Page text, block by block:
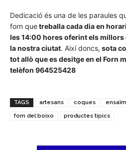
Dedicació és una de les paraules
forn quetreballa cada dia en
les 14:00 hores oferint els millors
la nostra ciutat. Així doncs, sota
tot allò que es desitge en el Forn
telèfon 964525428
TAGS artesans coques
forn del boixo productes típics